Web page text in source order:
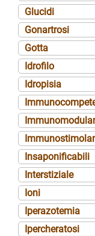
Glucidi
Gonartrosi
Gotta
Idrofilo
Idropisia
Insaponificabili
Interstiziale
Ioni
Iperazotemia
Ipercheratosi